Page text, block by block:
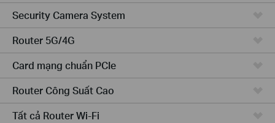
Security Camera System
Router 5G/4G
Card mạng chuẩn PCIe
Router Công Suất Cao
Tất cả Router Wi-Fi